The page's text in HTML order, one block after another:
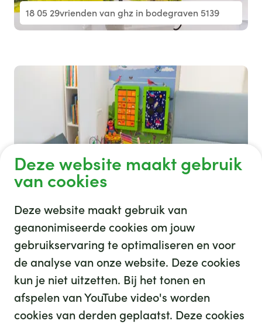
18 05 29vrienden van ghz in bodegraven 5139
18 05 29vrienden van ghz in bodegraven 5167
Afgeronde projecten
Deze website maakt gebruik
van cookies
Deze website maakt gebruik van
geanonimiseerde cookies om jouw
gebruikservaring te optimaliseren en voor
de analyse van onze website. Deze cookies
kun je niet uitzetten. Bij het tonen en
afspelen van YouTube video's worden
cookies van derden geplaatst. Deze cookies